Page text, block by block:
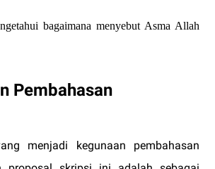
bagaimana menyebut Asma Allah
Pembahasan
menjadi kegunaan pembahasan